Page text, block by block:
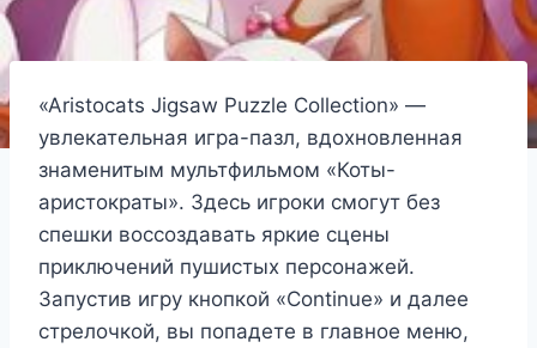
«Aristocats Jigsaw Puzzle Collection» —
увлекательная игра-пазл, вдохновленная
знаменитым мультфильмом «Коты-
аристократы». Здесь игроки смогут без
спешки воссоздавать яркие сцены
приключений пушистых персонажей.
Запустив игру кнопкой «Continue» и далее
стрелочкой, вы попадете в главное меню,